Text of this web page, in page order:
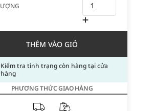
THÊM VÀO GIỎ
Kiểm tra tình trạng còn hàng tại cửa
hàng
PHƯƠNG THỨC GIAO HÀNG